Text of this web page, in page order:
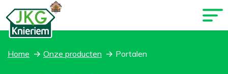
Home Onze producten Portalen